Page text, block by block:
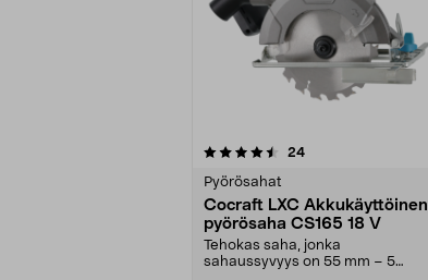
24arvostelut
Pyörösahat
Cocraft LXC Akkukäyttöinen
pyörösaha CS165 18 V
Tehokas saha, jonka
sahaussyvyys on 55 mm – 5
4.0viidestä